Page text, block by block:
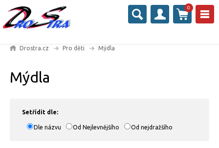
0
Drostra.cz Pro děti Mýdla
Mýdla
Setřídit dle:
Dle názvu Od Nejlevnějšího Od nejdražšího